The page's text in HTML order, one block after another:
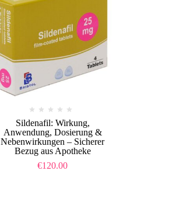
Sildenafil: Wirkung,
Anwendung, Dosierung &
Nebenwirkungen – Sicherer
Bezug aus Apotheke
€120.00